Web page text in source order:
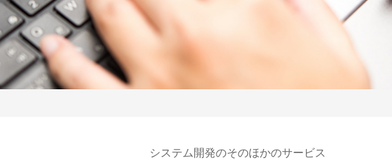
システム開発のそのほかのサービス